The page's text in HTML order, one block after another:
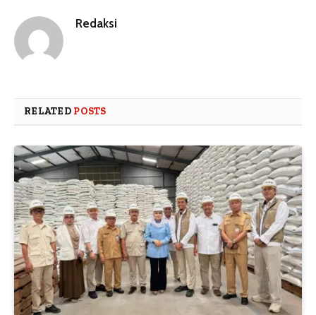
Redaksi
RELATED POSTS